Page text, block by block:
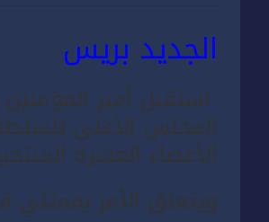
الجديد بريس
استقبل أمير
المجلس الأعلى للسلطة
الأعضاء العشرة
ويتعلق الأمر بممثلي